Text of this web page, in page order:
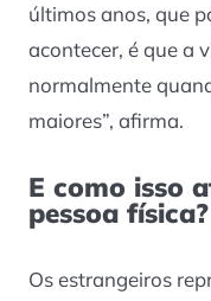
últimos anos, que
acontecer, é que a
normalmente
maiores”, afirma.
E como isso
pessoa física?
Os estrangeiros